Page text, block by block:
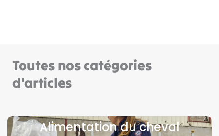
Toutes nos catégories
d'articles
Alimentation du cheval